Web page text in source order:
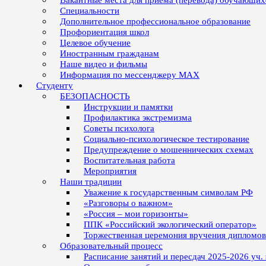
Специальности
Дополнительное профессиональное образование
Профориентация школ
Целевое обучение
Иностранным гражданам
Наше видео и фильмы
Информация по мессенджеру MAX
Студенту
БЕЗОПАСНОСТЬ
Инструкции и памятки
Профилактика экстремизма
Советы психолога
Социально-психологическое тестирование
Предупреждение о мошеннических схемах
Воспитательная работа
Мероприятия
Наши традиции
Уважение к государственным символам РФ
«Разговоры о важном»
«Россия – мои горизонты»
ППК «Российский экологический оператор»
Торжественная церемония вручения
Образовательный процесс
Расписание занятий и пересдач 2025-2026 уч.